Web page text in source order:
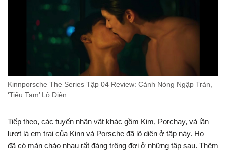
Kinnporsche The Series Tập 04 Review: Cảnh Nóng Ngập Tràn,
‘Tiểu Tam’ Lộ Diện
Tiếp theo, các tuyến nhân vật khác gồm Kim, Porchay, và lần
lượt là em trai của Kinn và Porsche đã lộ diện ở tập này. Họ
đã có màn chào nhau rất đáng trông đợi ở những tập sau. Thêm